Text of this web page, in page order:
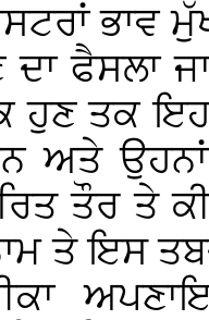
ਭਾਵ
ਦਾ ਫੈਸਲਾ
ਹੁਣ ਤਕ
ਅਤੇ
ਤੌਰ ਤੇ
ਤੇ ਇਸ